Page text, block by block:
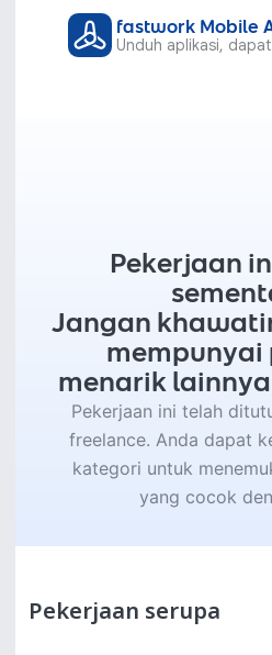
fastwork Mobile
Unduh aplikasi,
Pekerjaan
Jangan
mempunyai
menarik
Pekerjaan ini telah
freelance. Anda dapat
kategori untuk
yang cocok
Pekerjaan serupa